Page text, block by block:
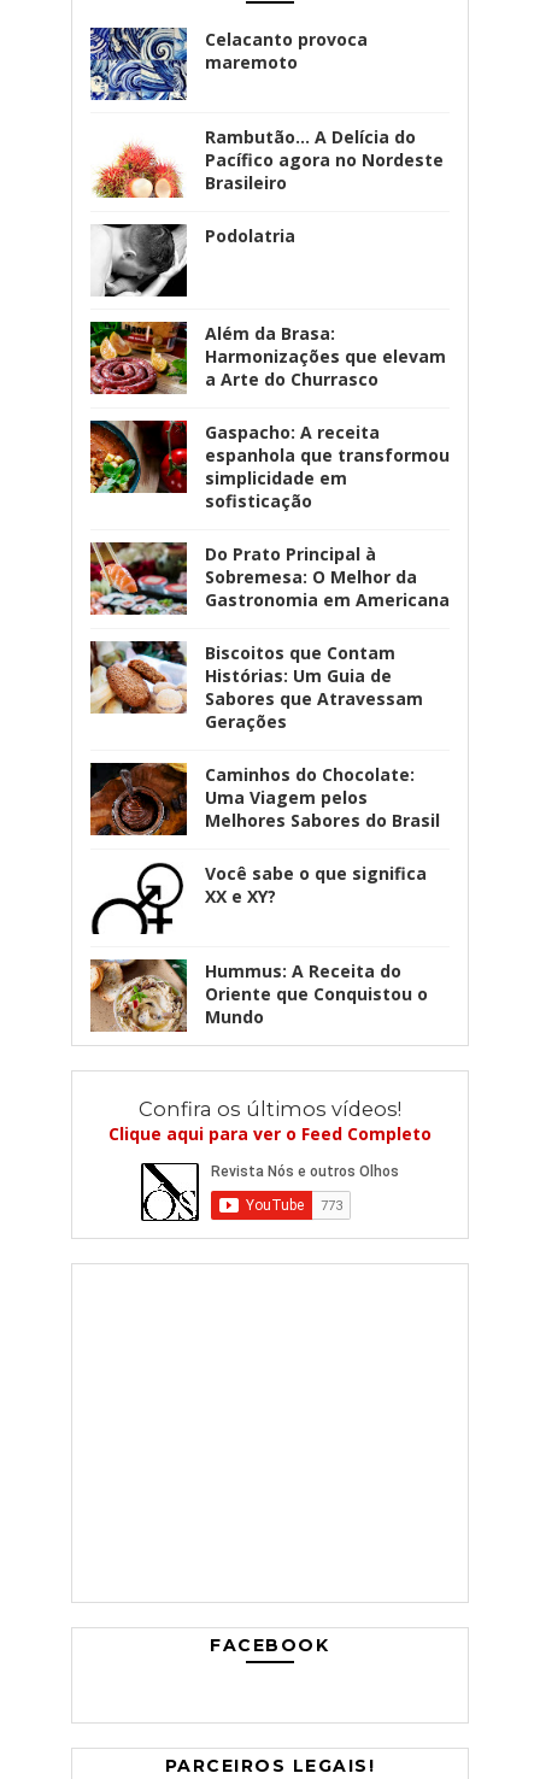
Celacanto provoca
maremoto
Rambutão... A Delícia do
Pacífico agora no Nordeste
Brasileiro
Podolatria
Além da Brasa:
Harmonizações que elevam
a Arte do Churrasco
Gaspacho: A receita
espanhola que transformou
simplicidade em
sofisticação
Do Prato Principal à
Sobremesa: O Melhor da
Gastronomia em Americana
Biscoitos que Contam
Histórias: Um Guia de
Sabores que Atravessam
Gerações
Caminhos do Chocolate:
Uma Viagem pelos
Melhores Sabores do Brasil
Você sabe o que significa
XX e XY?
Hummus: A Receita do
Oriente que Conquistou o
Mundo
Confira os últimos vídeos!
Clique aqui para ver o Feed Completo
FACEBOOK
PARCEIROS LEGAIS!